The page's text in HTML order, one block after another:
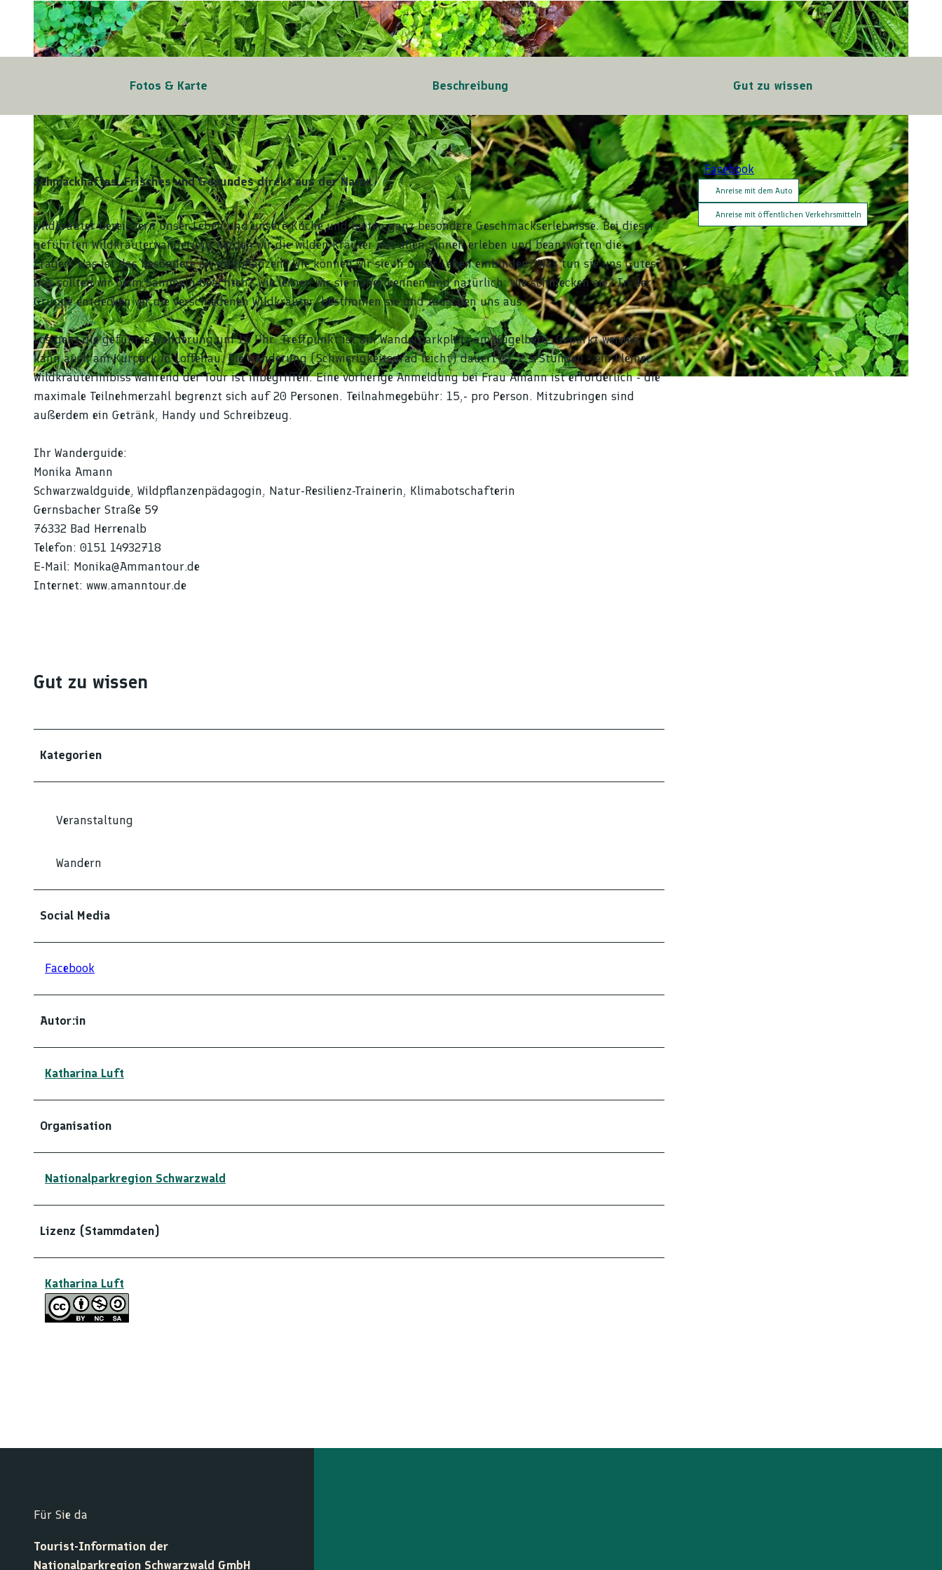
© @amanntour | CC-BY-NC-SA
Fotos & Karte Beschreibung Gut zu wissen
Schmackhaftes, Frisches und Gesundes direkt aus der Natur.
Wildkräuter bereichern unser Leben und unsere Küche und bieten ganz besondere Geschmackserlebnisse. Bei dieser
geführten Wildkräuterwanderung werden wir die wilden Kräuter mit allen Sinnen erleben und beantworten die
Fragen: Was ist das besondere an Wildpflanzen? Wie können wir sie in unser Leben einbinden? Was tun sie uns Gutes?
Was sollten wir beim Sammeln beachten? Wie lernen wir sie näher kennen und natürlich: Wie schmecken sie? In der
Gruppe entdecken wir die verschiedenen Wildkräuter, bestimmen sie und tauschen uns aus.
Los geht die geführte Wanderung um 16 Uhr. Treffpunkt ist am Wanderparkplatz am Kugelberg. Geparkt werden
kann auch am Kurpark in Loffenau. Die Wanderung (Schwierigkeitsgrad leicht) dauert ca. 2,5 Stunden - ein kleiner
Wildkräuterimbiss während der Tour ist inbegriffen. Eine vorherige Anmeldung bei Frau Amann ist erforderlich - die
maximale Teilnehmerzahl begrenzt sich auf 20 Personen. Teilnahmegebühr: 15,- pro Person. Mitzubringen sind
außerdem ein Getränk, Handy und Schreibzeug.
Ihr Wanderguide:
Monika Amann
Schwarzwaldguide, Wildpflanzenpädagogin, Natur-Resilienz-Trainerin, Klimabotschafterin
Gernsbacher Straße 59
76332 Bad Herrenalb
Telefon: 0151 14932718
E-Mail: Monika@Ammantour.de
Internet: www.amanntour.de
Gut zu wissen
Kategorien
Veranstaltung
Wandern
Social Media
Facebook
Autor:in
Katharina Luft
Organisation
Nationalparkregion Schwarzwald
Lizenz (Stammdaten)
Katharina Luft
Facebook
Anreise mit dem Auto
Anreise mit öffentlichen Verkehrsmitteln
Für Sie da
Tourist-Information der
Nationalparkregion Schwarzwald GmbH